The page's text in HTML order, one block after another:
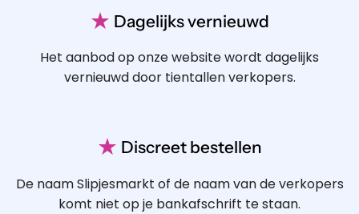
★ Dagelijks vernieuwd
Het aanbod op onze website wordt dagelijks
vernieuwd door tientallen verkopers.
★ Discreet bestellen
De naam Slipjesmarkt of de naam van de verkopers
komt niet op je bankafschrift te staan.